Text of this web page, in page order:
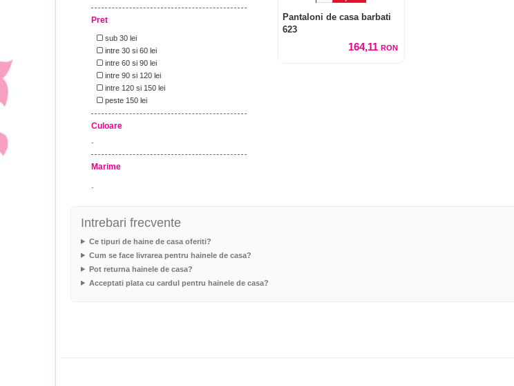
Pret
sub 30 lei
intre 30 si 60 lei
intre 60 si 90 lei
intre 90 si 120 lei
intre 120 si 150 lei
peste 150 lei
Culoare
-
Marime
-
Pantaloni de casa barbati
623
164,11 RON
Intrebari frecvente
Ce tipuri de haine de casa oferiti?
Cum se face livrarea pentru hainele de casa?
Pot returna hainele de casa?
Acceptati plata cu cardul pentru hainele de casa?